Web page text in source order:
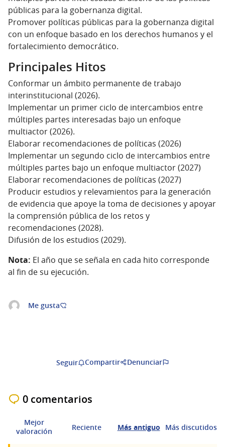
públicas para la gobernanza digital.
Promover políticas públicas para la gobernanza digital
con un enfoque basado en los derechos humanos y el
fortalecimiento democrático.
Principales Hitos
Conformar un ámbito permanente de trabajo
interinstitucional (2026).
Implementar un primer ciclo de intercambios entre
múltiples partes interesadas bajo un enfoque
multiactor (2026).
Elaborar recomendaciones de políticas (2026)
Implementar un segundo ciclo de intercambios entre
múltiples partes bajo un enfoque multiactor (2027)
Elaborar recomendaciones de políticas (2027)
Producir estudios y relevamientos para la generación
de evidencia que apoye la toma de decisiones y apoyar
la comprensión pública de los retos y
recomendaciones (2028).
Difusión de los estudios (2029).
Nota: El año que se señala en cada hito corresponde
al fin de su ejecución.
Me gusta
Seguir Compartir Denunciar
0 comentarios
Mejor
valoración
Reciente Más antiguo Más discutidos